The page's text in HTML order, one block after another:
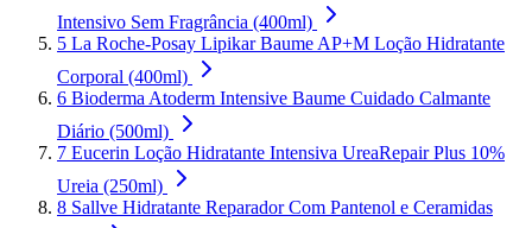
Intensivo Sem Fragrância (400ml)
5 La Roche-Posay Lipikar Baume AP+M Loção Hidratante
Corporal (400ml)
6 Bioderma Atoderm Intensive Baume Cuidado Calmante
Diário (500ml)
7 Eucerin Loção Hidratante Intensiva UreaRepair Plus 10%
Ureia (250ml)
8 Sallve Hidratante Reparador Com Pantenol e Ceramidas